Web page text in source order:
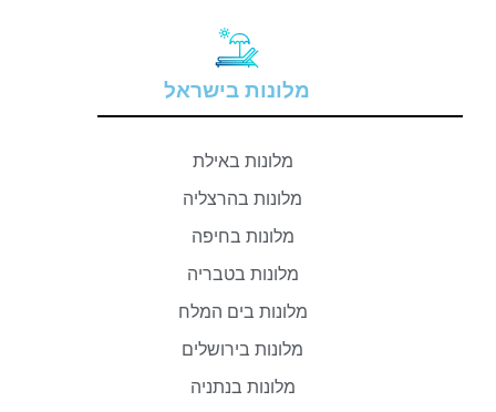
מלונות בישראל
מלונות באילת
מלונות בהרצליה
מלונות בחיפה
מלונות בטבריה
מלונות בים המלח
מלונות בירושלים
מלונות בנתניה